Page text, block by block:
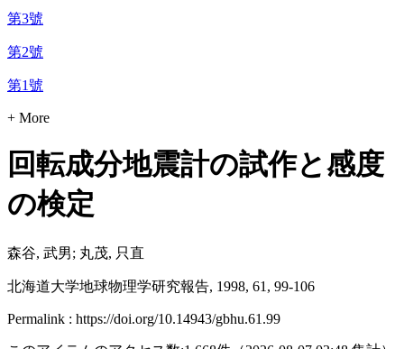
第3號
第2號
第1號
+ More
回転成分地震計の試作と感度
の検定
森谷, 武男; 丸茂, 只直
北海道大学地球物理学研究報告, 1998, 61, 99-106
Permalink : https://doi.org/10.14943/gbhu.61.99